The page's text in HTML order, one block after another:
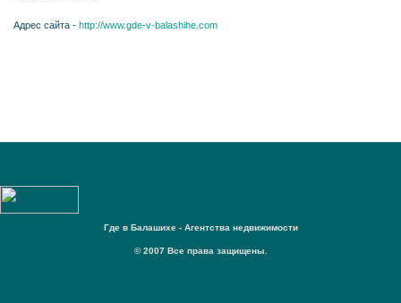
Адрес сайта - http://www.gde-v-balashihe.com
Где в Балашихе - Агентства недвижимости
© 2007 Все права защищены.